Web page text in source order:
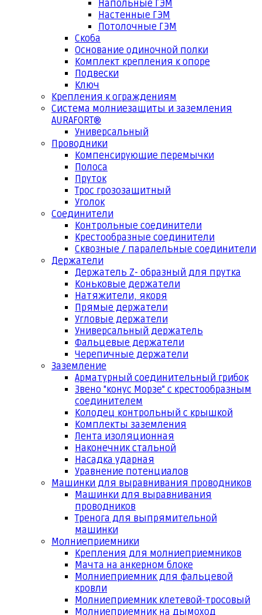
Напольные ГЭМ
Настенные ГЭМ
Потолочные ГЭМ
Скоба
Основание одиночной полки
Комплект крепления к опоре
Подвески
Ключ
Крепления к ограждениям
Система молниезащиты и заземления
AURAFORT®
Универсальный
Проводники
Компенсирующие перемычки
Полоса
Пруток
Трос грозозащитный
Уголок
Соединители
Контрольные соединители
Крестообразные соединители
Сквозные / паралельные соединители
Держатели
Держатель Z- образный для прутка
Коньковые держатели
Натяжители, якоря
Прямые держатели
Угловые держатели
Универсальный держатель
Фальцевые держатели
Черепичные держатели
Заземление
Арматурный соединительный грибок
Звено "конус Морзе" с крестообразным
соединителем
Колодец контрольный с крышкой
Комплекты заземления
Лента изоляционная
Наконечник стальной
Насадка ударная
Уравнение потенциалов
Машинки для выравнивания проводников
Машинки для выравнивания
проводников
Тренога для выпрямительной
машинки
Молниеприемники
Крепления для молниеприемников
Мачта на анкерном блоке
Молниеприемник для фальцевой
кровли
Молниеприемник клетевой-тросовый
Молниеприемник на дымоход